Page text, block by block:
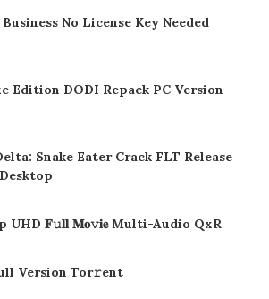
No License Key Needed
Edition DODI Repack PC Version
Snake Eater Crack FLT Release
UHD 𝐅𝚞𝐥𝐥 𝐌𝐨𝚟𝐢𝐞 Multi-Audio QxR
Version Tor𝚛ent